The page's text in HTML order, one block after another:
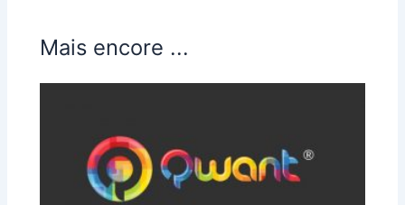
Mais encore ...